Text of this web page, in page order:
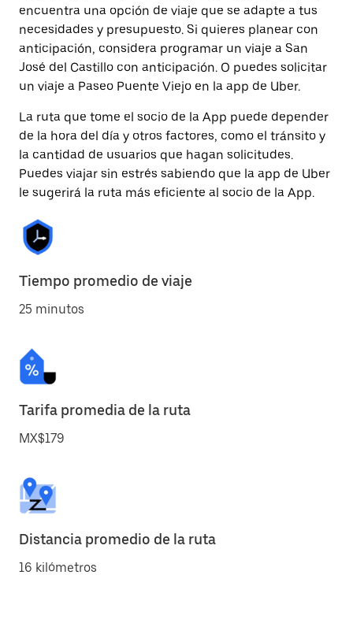
encuentra una opción de viaje que se adapte a tus
necesidades y presupuesto. Si quieres planear con
anticipación, considera programar un viaje a San
José del Castillo con anticipación. O puedes solicitar
un viaje a Paseo Puente Viejo en la app de Uber.
La ruta que tome el socio de la App puede depender
de la hora del día y otros factores, como el tránsito y
la cantidad de usuarios que hagan solicitudes.
Puedes viajar sin estrés sabiendo que la app de Uber
le sugerirá la ruta más eficiente al socio de la App.
Tiempo promedio de viaje
25 minutos
Tarifa promedia de la ruta
MX$179
Distancia promedio de la ruta
16 kilómetros